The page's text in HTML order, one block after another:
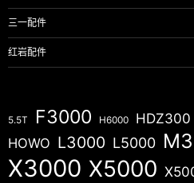
三一配件
红岩配件
5.5T F3000 H6000 HDZ300
HOWO L3000 L5000
X3000 X5000